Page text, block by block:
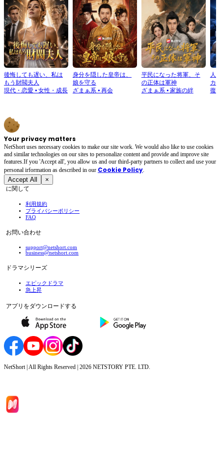
後悔しても遅い、私は
もう財閥夫人
現代・恋愛 ⦁ 女性・成長
身分を隠した皇帝は、
娘を守る
ざまぁ系⦁ 再会
平民になった将軍、そ
の正体は軍神
ざまぁ系⦁ 家族の絆
人
カ
復
Your privacy matters
NetShort uses necessary cookies to make our site work. We would also like to use cookies
and similar technologies on our sites to personalize content and provide and improve site
features.If you 'Accept all', you allow us and our third-party partners to collect and use your
personal irformation as described in our Cookie Policy.
Accept All ×
に関して
利用規約
プライバシーポリシー
FAQ
お問い合わせ
support@netshort.com
business@netshort.com
ドラマシリーズ
エピックドラマ
急上昇
アプリをダウンロードする
NetShort | All Rights Reserved | 2026 NETSTORY PTE. LTD.